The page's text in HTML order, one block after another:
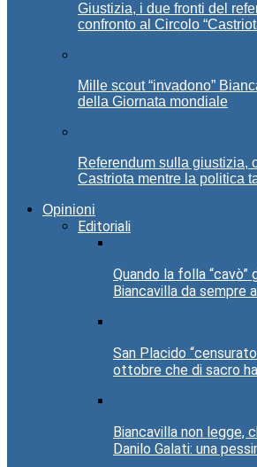
Giustizia, i due fronti del
confronto al Circolo
Mille scout “invadono”
della Giornata mondiale
Referendum sulla giustizia,
Castriota mentre la politica
Opinioni
Editoriali
Quando la folla “cavò”
Biancavilla da sempre
San Placido
ottobre che di sacro
Biancavilla non legge,
Danilo Galati: una